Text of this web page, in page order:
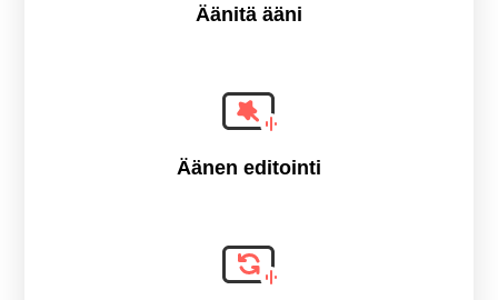
Äänitä ääni
Äänen editointi